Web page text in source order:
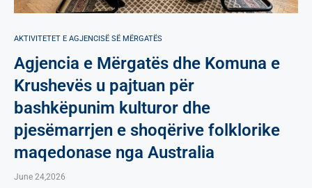
AKTIVITETET E AGJENCISË SË МËRGATËS
Agjencia e Mërgatës dhe Komuna e
Krushevës u pajtuan për
bashkëpunim kulturor dhe
pjesëmarrjen e shoqërive folklorike
maqedonase nga Australia
June 24,2026